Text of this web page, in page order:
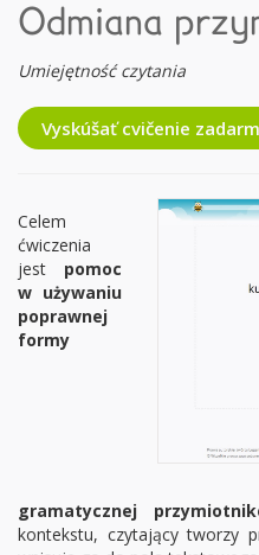
Odmiana
Umiejętność czytania
Vyskúšať cvičenie
Celem
ćwiczenia
jest pomoc
w używaniu
poprawnej
formy
gramatycznej
kontekstu, czytający tworzy